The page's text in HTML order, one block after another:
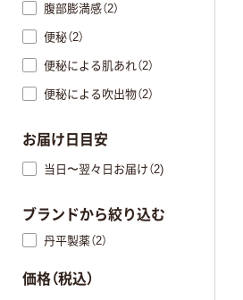
腹部膨満感（2）
便秘（2）
便秘による肌あれ（2）
便秘による吹出物（2）
お届け日目安
当日〜翌々日お届け（2)
ブランドから絞り込む
丹平製薬（2）
価格（税込）